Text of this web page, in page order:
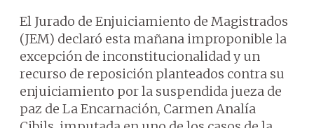
El Jurado de Enjuiciamiento de Magistrados
(JEM) declaró esta mañana improponible la
excepción de inconstitucionalidad y un
recurso de reposición planteados contra su
enjuiciamiento por la suspendida jueza de
paz de La Encarnación, Carmen Analía